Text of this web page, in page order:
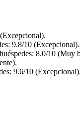
9.8/10 (Excepcional).
8.0/10 (Muy
9.6/10 (Excepcional).